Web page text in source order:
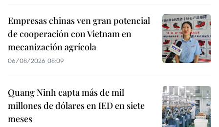
Empresas chinas ven gran potencial
de cooperación con Vietnam en
mecanización agrícola
06/08/2026 08:09
Quang Ninh capta más de mil
millones de dólares en IED en siete
meses